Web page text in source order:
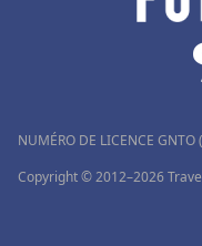
NUMÉRO DE LICENCE
Copyright © 2012–2026